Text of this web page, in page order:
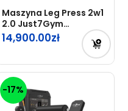
Maszyna Leg Press 2w1
2.0 Just7Gym
Professional
14,900.00
-17%